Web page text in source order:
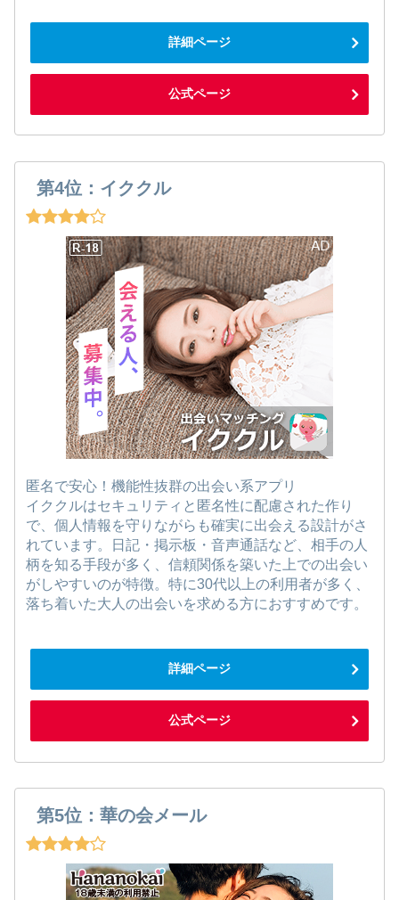
詳細ページ
公式ページ
第4位：イククル
匿名で安心！機能性抜群の出会い系アプリ
イククルはセキュリティと匿名性に配慮された作り
で、個人情報を守りながらも確実に出会える設計がさ
れています。日記・掲示板・音声通話など、相手の人
柄を知る手段が多く、信頼関係を築いた上での出会い
がしやすいのが特徴。特に30代以上の利用者が多く、
落ち着いた大人の出会いを求める方におすすめです。
詳細ページ
公式ページ
第5位：華の会メール